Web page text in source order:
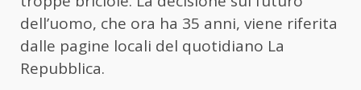
dell’uomo, che ora ha 35 anni, viene riferita
dalle pagine locali del quotidiano La
Repubblica.